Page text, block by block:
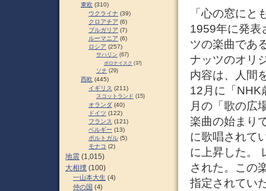
「心の窓に
1959年に発表
ツの楽曲であ
ナッツのオリ
内容は、人間
12月に「NHK
月の「歌の広
楽曲の始まり
に歌唱されて
に上昇した。
された。この
指定されてい
東欧 (310)
ウクライナ (39)
クロアチア (6)
ブルガリア (7)
ルーマニア (6)
ロシア (257)
サハリン (67)
ポロナイスク (37)
ソチ (29)
西欧 (445)
イギリス (211)
スコットランド (15)
オランダ (40)
ドイツ (122)
フランス (121)
ベルギー (13)
ポルトガル (5)
モナコ (2)
地震 (1,015)
大相撲 (100)
一山本大生 (4)
仲の国 (4)